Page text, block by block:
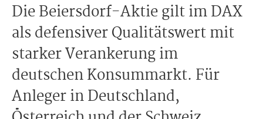
Die Beiersdorf-Aktie gilt im DAX
als defensiver Qualitätswert mit
starker Verankerung im
deutschen Konsummarkt. Für
Anleger in Deutschland,